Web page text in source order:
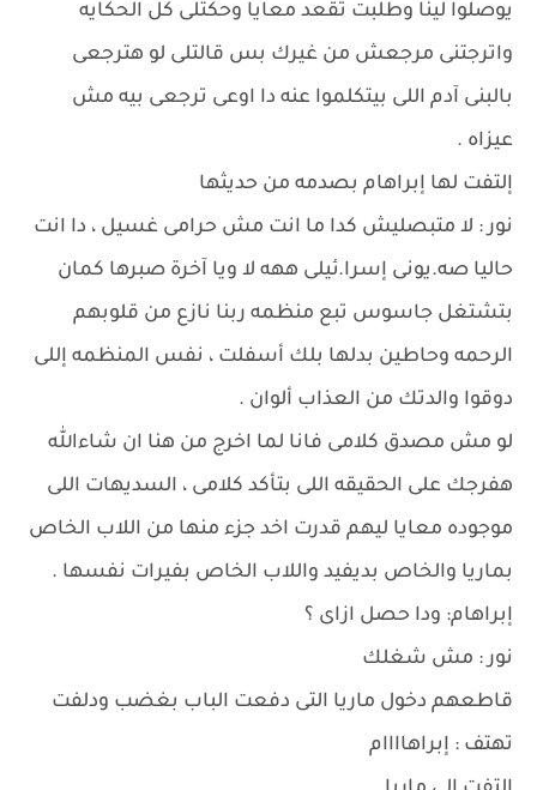
يوصلوا لينا وطلبت تقعد معايا وحكتلى كل الحكايه
واترجتنى مرجعش من غيرك بس قالتلى لو هترجعى
بالبنى آدم اللى بيتكلموا عنه دا اوعى ترجعى بيه مش
عيزاه .
إلتفت لها إبراهام بصدمه من حديثها
نور : لا متبصليش كدا ما انت مش حرامى غسيل ، دا انت
حاليا صه.يونى إسرا.ئيلى ههه لا ويا آخرة صبرها كمان
بتشتغل جاسوس تبع منظمه ربنا نازع من قلوبهم
الرحمه وحاطين بدلها بلك أسفلت ، نفس المنظمه إللى
دوقوا والدتك من العذاب ألوان .
لو مش مصدق كلامى فانا لما اخرج من هنا ان شاءالله
هفرجك على الحقيقه اللى بتأكد كلامى ، السديهات اللى
موجوده معايا ليهم قدرت اخد جزء منها من اللاب الخاص
بماريا والخاص بديفيد واللاب الخاص بفيرات نفسها .
إبراهام: ودا حصل ازاى ؟
نور : مش شغلك
قاطعهم دخول ماريا التى دفعت الباب بغضب ودلفت
تهتف : إبراهاااام